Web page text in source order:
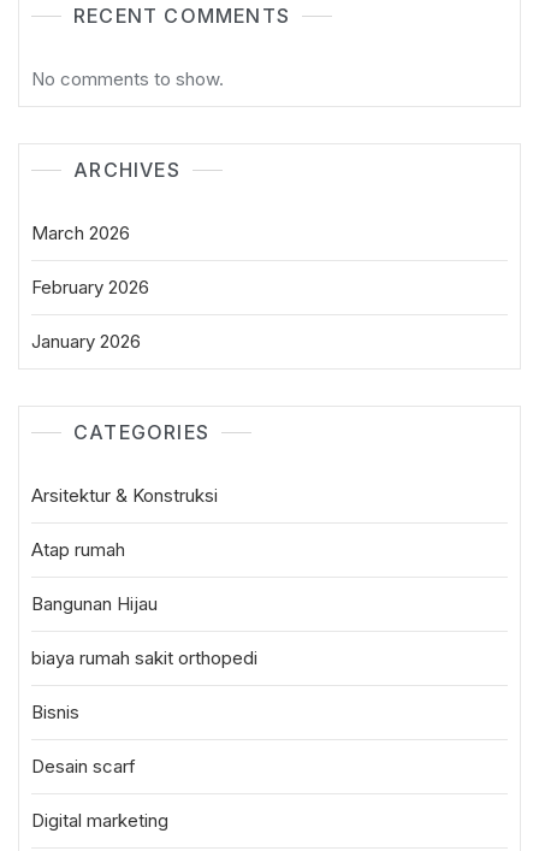
RECENT COMMENTS
No comments to show.
ARCHIVES
March 2026
February 2026
January 2026
CATEGORIES
Arsitektur & Konstruksi
Atap rumah
Bangunan Hijau
biaya rumah sakit orthopedi
Bisnis
Desain scarf
Digital marketing